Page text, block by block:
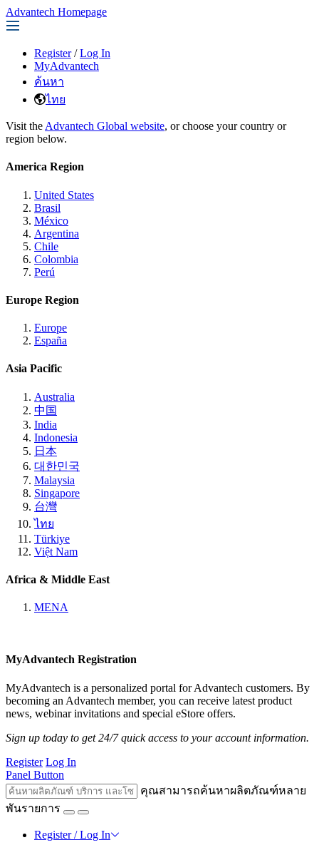
Advantech Homepage
Register / Log In
MyAdvantech
ค้นหา
ไทย
Visit the Advantech Global website, or choose your country or
region below.
America Region
United States
Brasil
México
Argentina
Chile
Colombia
Perú
Europe Region
Europe
España
Asia Pacific
Australia
中国
India
Indonesia
日本
대한민국
Malaysia
Singapore
台灣
ไทย
Türkiye
Việt Nam
Africa & Middle East
MENA
MyAdvantech Registration
MyAdvantech is a personalized portal for Advantech customers. By
becoming an Advantech member, you can receive latest product
news, webinar invitations and special eStore offers.
Sign up today to get 24/7 quick access to your account information.
Register Log In
Panel Button
คุณสามารถค้นหาผลิตภัณฑ์หลาย
พันรายการ
Register / Log In